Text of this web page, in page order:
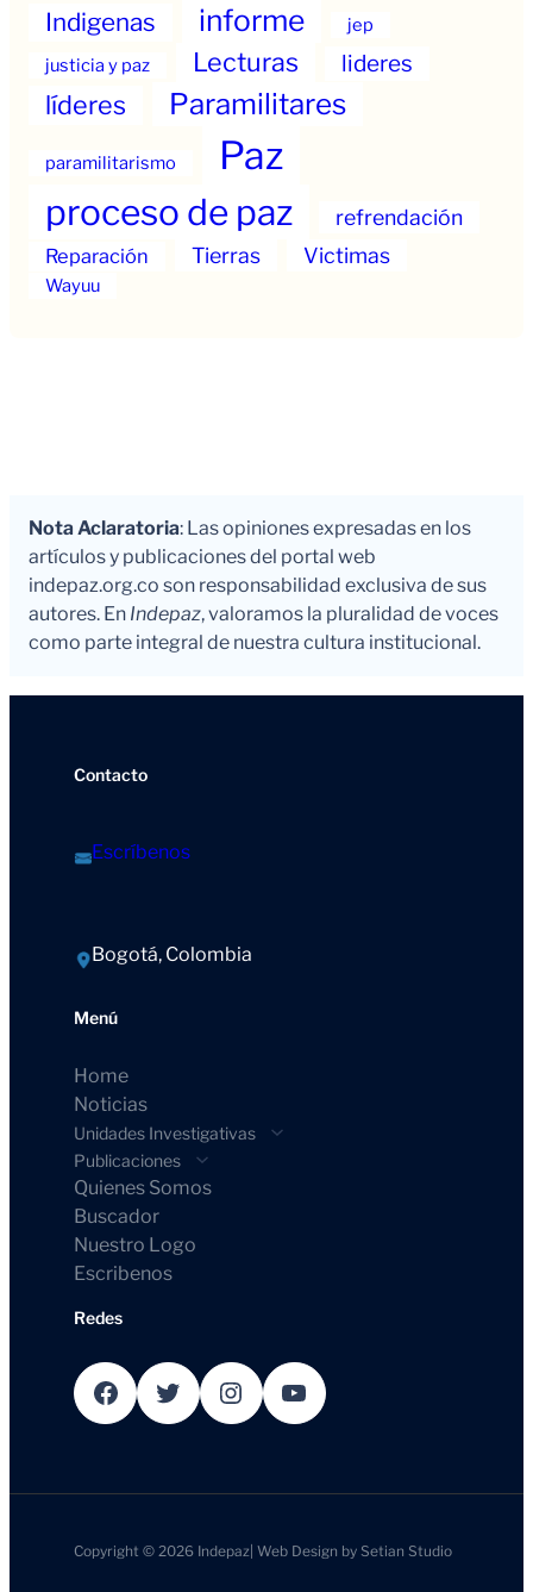
Indigenas informe
jep
justicia y paz
Lecturas lideres
líderes Paramilitares
paramilitarismo Paz
proceso de paz refrendación
Reparación Tierras Victimas
Wayuu
Nota Aclaratoria: Las opiniones expresadas en los
artículos y publicaciones del portal web
indepaz.org.co son responsabilidad exclusiva de sus
autores. En Indepaz, valoramos la pluralidad de voces
como parte integral de nuestra cultura institucional.
Contacto
Escríbenos
Bogotá, Colombia
Menú
Home
Noticias
Unidades Investigativas
Publicaciones
Quienes Somos
Buscador
Nuestro Logo
Escribenos
Redes
Facebook Twitter Instagram YouTube
Copyright © 2026 Indepaz |Web Design bySetian Studio